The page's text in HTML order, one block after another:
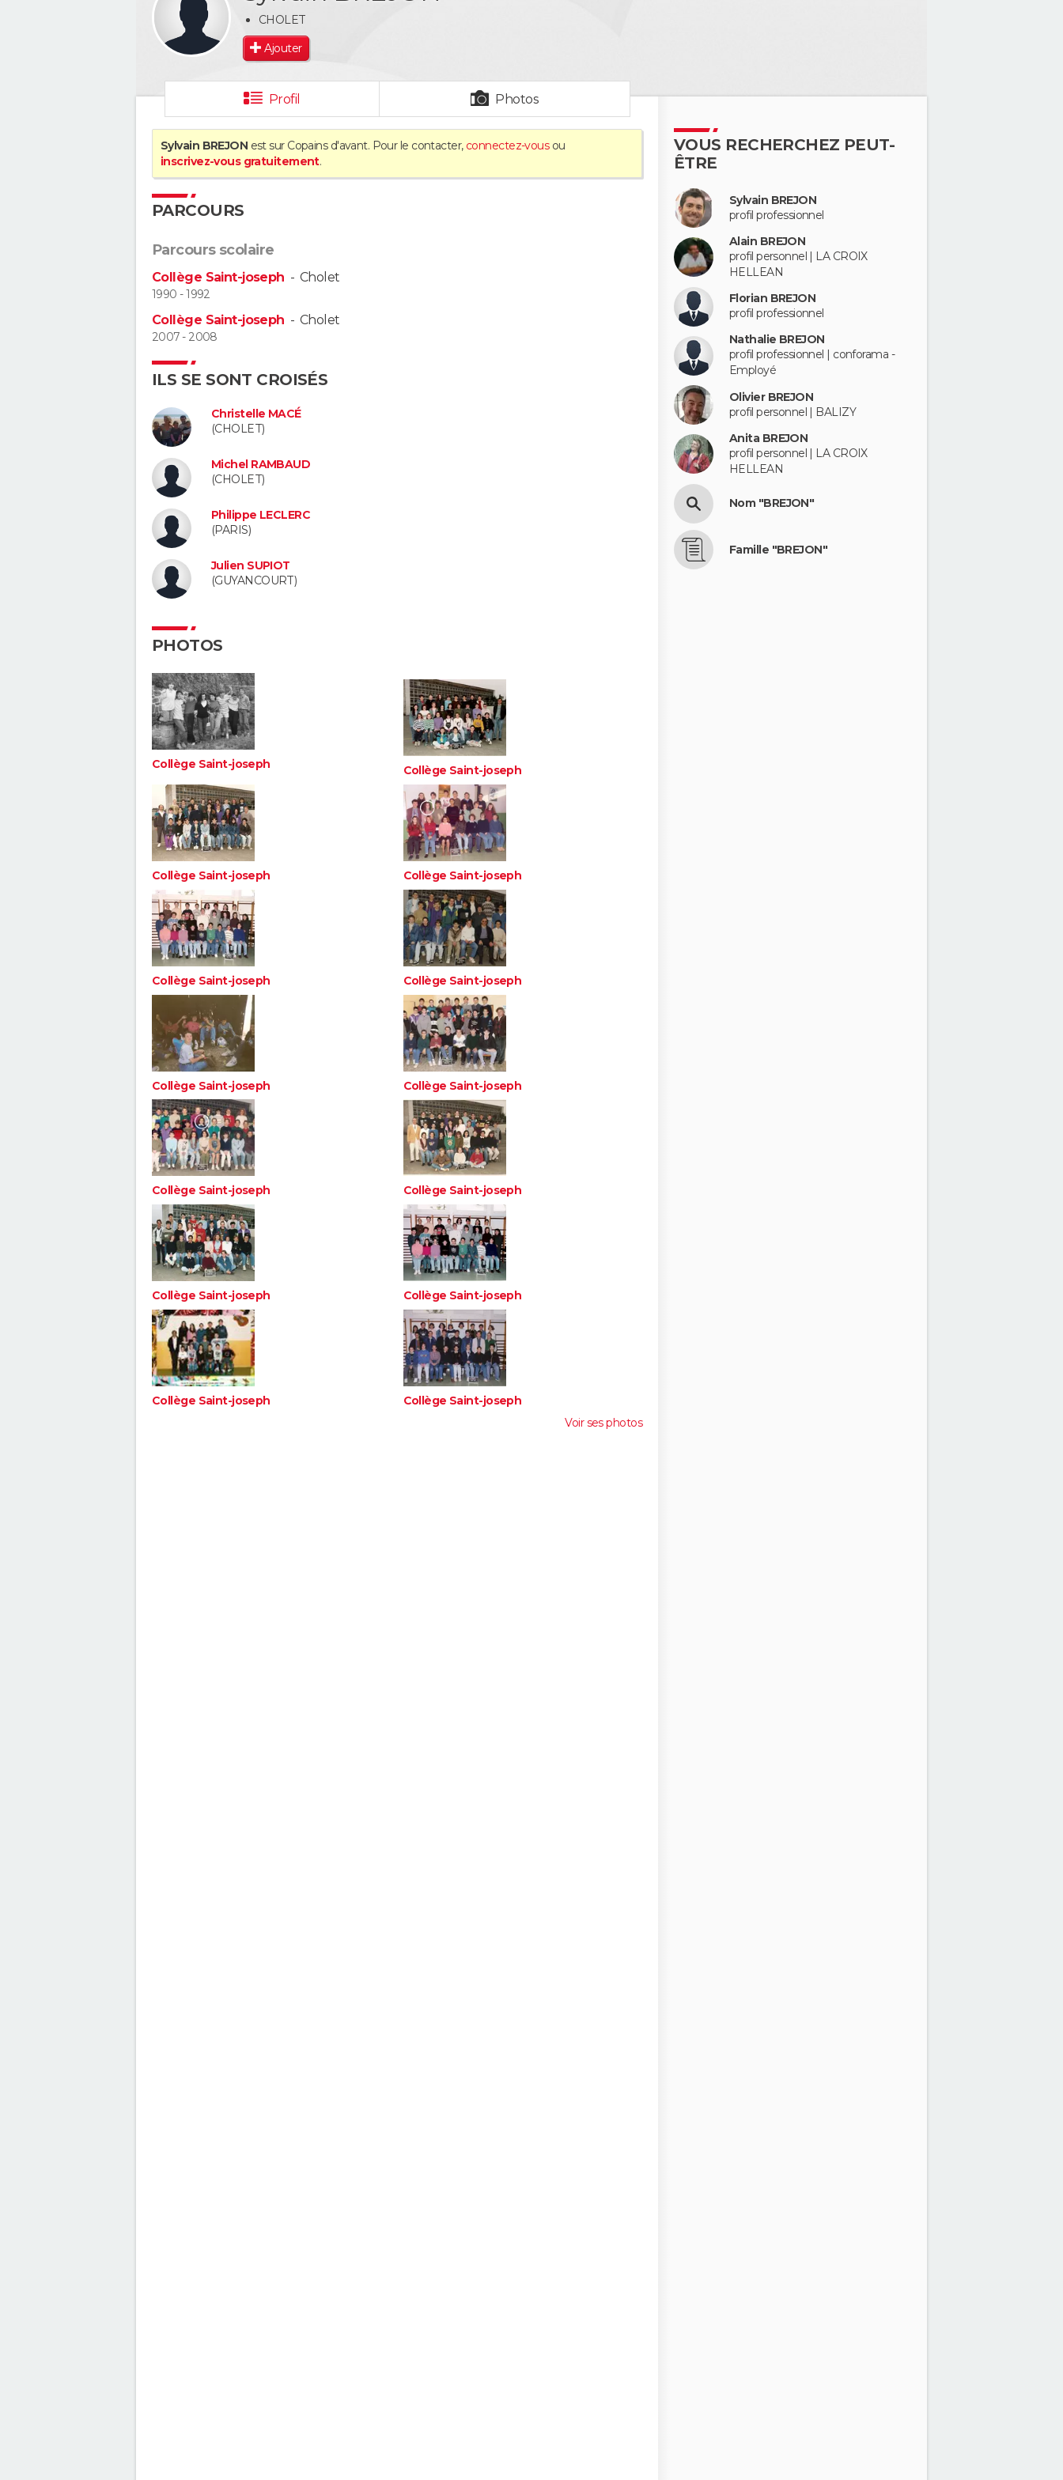
CHOLET
Ajouter
Profil Photos
Sylvain BREJON est sur Copains d'avant. Pour le contacter, connectez-vousou
inscrivez-vous gratuitement.
PARCOURS
Parcours scolaire
Collège Saint-joseph -Cholet
1990 - 1992
Collège Saint-joseph -Cholet
2007 - 2008
ILS SE SONT CROISÉS
Christelle MACÉ
(CHOLET)
Michel RAMBAUD
(CHOLET)
Philippe LECLERC
(PARIS)
Julien SUPIOT
(GUYANCOURT)
PHOTOS
Collège Saint-joseph Collège Saint-joseph
Collège Saint-joseph Collège Saint-joseph
Collège Saint-joseph Collège Saint-joseph
Collège Saint-joseph Collège Saint-joseph
Collège Saint-joseph Collège Saint-joseph
Collège Saint-joseph Collège Saint-joseph
Collège Saint-joseph
Collège Saint-joseph
Voir ses photos
VOUS RECHERCHEZ PEUT-
ÊTRE
Sylvain BREJON
profil professionnel
Alain BREJON
profil personnel | LA CROIX
HELLEAN
Florian BREJON
profil professionnel
Nathalie BREJON
profil professionnel | conforama -
Employé
Olivier BREJON
profil personnel | BALIZY
Anita BREJON
profil personnel | LA CROIX
HELLEAN
Nom "BREJON"
Famille "BREJON"